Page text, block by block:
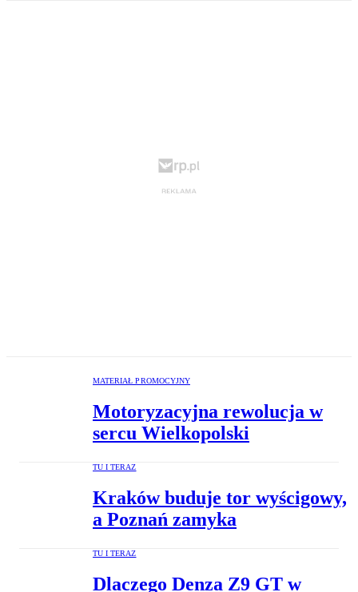
MATERIAŁ PROMOCYJNY
Motoryzacyjna rewolucja w
sercu Wielkopolski
TU I TERAZ
Kraków buduje tor wyścigowy,
a Poznań zamyka
TU I TERAZ
Dlaczego Denza Z9 GT w